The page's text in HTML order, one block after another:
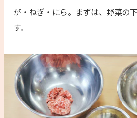
が・ねぎ・にら。まずは、野菜の
す。